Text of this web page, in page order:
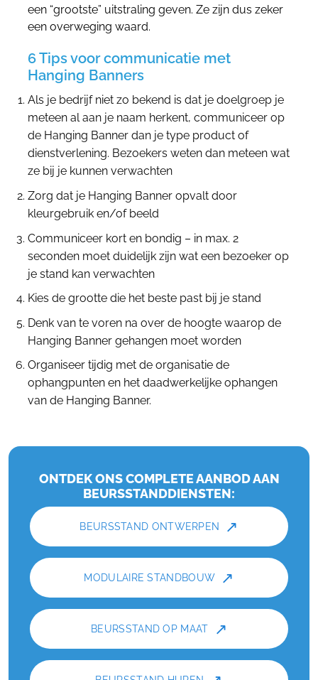
een “grootste” uitstraling geven. Ze zijn dus zeker
een overweging waard.
6 Tips voor communicatie met
Hanging Banners
Als je bedrijf niet zo bekend is dat je doelgroep je
meteen al aan je naam herkent, communiceer op
de Hanging Banner dan je type product of
dienstverlening. Bezoekers weten dan meteen wat
ze bij je kunnen verwachten
Zorg dat je Hanging Banner opvalt door
kleurgebruik en/of beeld
Communiceer kort en bondig – in max. 2
seconden moet duidelijk zijn wat een bezoeker op
je stand kan verwachten
Kies de grootte die het beste past bij je stand
Denk van te voren na over de hoogte waarop de
Hanging Banner gehangen moet worden
Organiseer tijdig met de organisatie de
ophangpunten en het daadwerkelijke ophangen
van de Hanging Banner.
ONTDEK ONS COMPLETE AANBOD AAN
BEURSSTANDDIENSTEN:
BEURSSTAND ONTWERPEN ↗
MODULAIRE STANDBOUW ↗
BEURSSTAND OP MAAT ↗